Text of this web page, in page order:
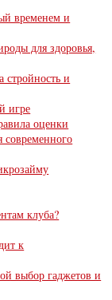
временем и
для здоровья,
стройность и
игре
оценки
клуба?
к
выбор гаджетов и